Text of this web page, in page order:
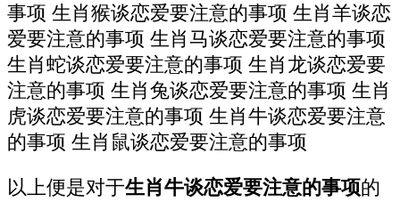
事项 生肖猴谈恋爱要注意的事项 生肖羊谈恋
爱要注意的事项 生肖马谈恋爱要注意的事项
生肖蛇谈恋爱要注意的事项 生肖龙谈恋爱要
注意的事项 生肖兔谈恋爱要注意的事项 生肖
虎谈恋爱要注意的事项 生肖牛谈恋爱要注意
的事项 生肖鼠谈恋爱要注意的事项
以上便是对于生肖牛谈恋爱要注意的事项的